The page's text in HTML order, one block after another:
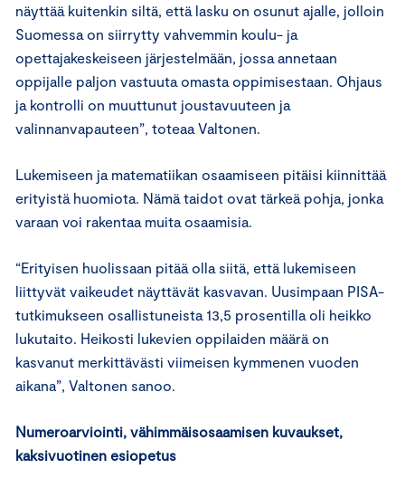
näyttää kuitenkin siltä, että lasku on osunut ajalle, jolloin
Suomessa on siirrytty vahvemmin koulu- ja
opettajakeskeiseen järjestelmään, jossa annetaan
oppijalle paljon vastuuta omasta oppimisestaan. Ohjaus
ja kontrolli on muuttunut joustavuuteen ja
valinnanvapauteen”, toteaa Valtonen.
Lukemiseen ja matematiikan osaamiseen pitäisi kiinnittää
erityistä huomiota. Nämä taidot ovat tärkeä pohja, jonka
varaan voi rakentaa muita osaamisia.
“Erityisen huolissaan pitää olla siitä, että lukemiseen
liittyvät vaikeudet näyttävät kasvavan. Uusimpaan PISA-
tutkimukseen osallistuneista 13,5 prosentilla oli heikko
lukutaito. Heikosti lukevien oppilaiden määrä on
kasvanut merkittävästi viimeisen kymmenen vuoden
aikana”, Valtonen sanoo.
Numeroarviointi, vähimmäisosaamisen kuvaukset,
kaksivuotinen esiopetus